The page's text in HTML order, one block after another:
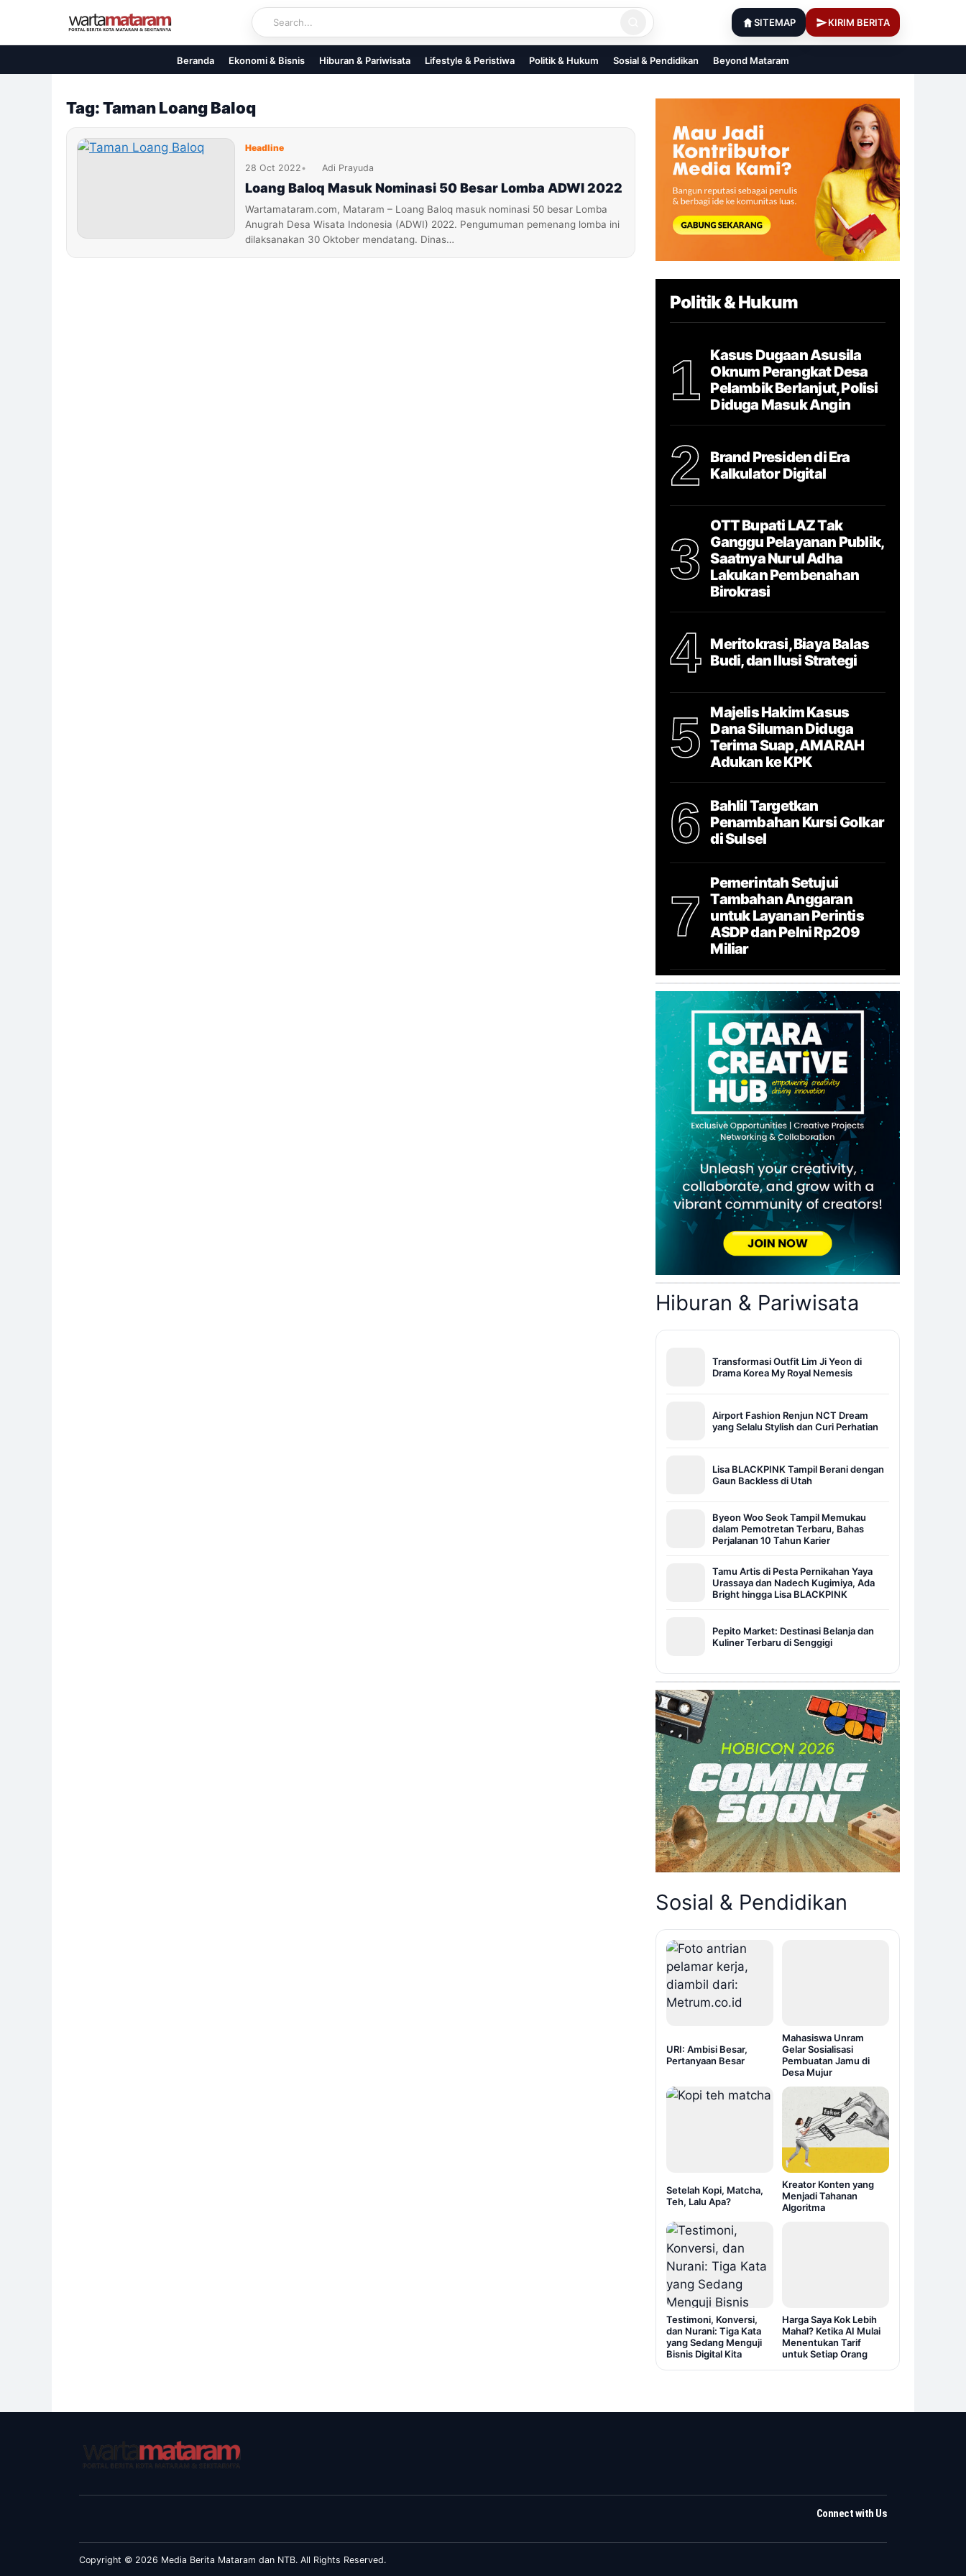
content
SITEMAP KIRIM BERITA
Beranda Ekonomi & Bisnis Hiburan & Pariwisata Lifestyle & Peristiwa Politik & Hukum Sosial & Pendidikan Beyond Mataram
Tag: Taman Loang Baloq
Headline
28 Oct 2022• Adi Prayuda
Loang Baloq Masuk Nominasi 50 Besar Lomba ADWI 2022
Wartamataram.com, Mataram – Loang Baloq masuk nominasi 50 besar Lomba
Anugrah Desa Wisata Indonesia (ADWI) 2022. Pengumuman pemenang lomba ini
dilaksanakan 30 Oktober mendatang. Dinas…
Politik & Hukum
1
Kasus Dugaan Asusila
Oknum Perangkat Desa
Pelambik Berlanjut, Polisi
Diduga Masuk Angin
2
Brand Presiden di Era
Kalkulator Digital
3
OTT Bupati LAZ Tak
Ganggu Pelayanan Publik,
Saatnya Nurul Adha
Lakukan Pembenahan
Birokrasi
4
Meritokrasi, Biaya Balas
Budi, dan Ilusi Strategi
5
Majelis Hakim Kasus
Dana Siluman Diduga
Terima Suap, AMARAH
Adukan ke KPK
6
Bahlil Targetkan
Penambahan Kursi Golkar
di Sulsel
7
Pemerintah Setujui
Tambahan Anggaran
untuk Layanan Perintis
ASDP dan Pelni Rp209
Miliar
Hiburan & Pariwisata
Transformasi Outfit Lim Ji Yeon di
Drama Korea My Royal Nemesis
Airport Fashion Renjun NCT Dream
yang Selalu Stylish dan Curi Perhatian
Lisa BLACKPINK Tampil Berani dengan
Gaun Backless di Utah
Byeon Woo Seok Tampil Memukau
dalam Pemotretan Terbaru, Bahas
Perjalanan 10 Tahun Karier
Tamu Artis di Pesta Pernikahan Yaya
Urassaya dan Nadech Kugimiya, Ada
Bright hingga Lisa BLACKPINK
Pepito Market: Destinasi Belanja dan
Kuliner Terbaru di Senggigi
Sosial & Pendidikan
URI: Ambisi Besar,
Pertanyaan Besar
Mahasiswa Unram
Gelar Sosialisasi
Pembuatan Jamu di
Desa Mujur
Setelah Kopi, Matcha,
Teh, Lalu Apa?
Kreator Konten yang
Menjadi Tahanan
Algoritma
Testimoni, Konversi,
dan Nurani: Tiga Kata
yang Sedang Menguji
Bisnis Digital Kita
Harga Saya Kok Lebih
Mahal? Ketika AI Mulai
Menentukan Tarif
untuk Setiap Orang
Connect with Us
Copyright © 2026 Media Berita Mataram dan NTB. All Rights Reserved.